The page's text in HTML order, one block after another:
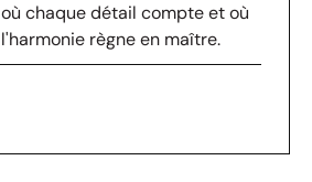
où chaque détail compte et où
l'harmonie règne en maître.